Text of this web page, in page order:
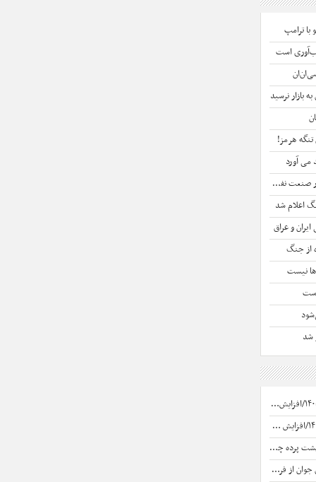
با ترامپ
است
هرمز!
می آورد
نفت است
اعلام شد
و عراق
از جنگ
نیست
شد
کنند